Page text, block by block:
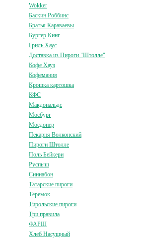
Wokker
Баскин Роббинс
Братья Караваевы
Бургер Кинг
Гриль Хаус
Доставка из Пироги "Штолле"
Кофе Хауз
Кофемания
Крошка картошка
КФС
Макдональдс
Мосбург
Мосдонер
Пекарня Волконский
Пироги Штолле
Поль Бейкери
Руспыш
Синнабон
Татарские пироги
Теремок
Тирольские пироги
Три правила
ФАРШ
Хлеб Насущный